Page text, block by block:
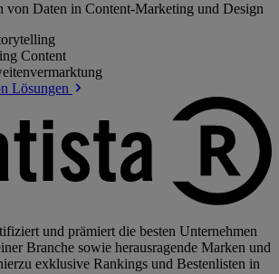
von Daten in Content-Marketing und Design
Content
Lösungen
und prämiert die besten Unternehmen
Branche sowie herausragende Marken und
exklusive Rankings und Bestenlisten in